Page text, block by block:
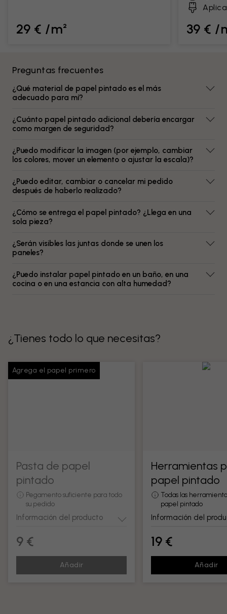
29 € /m² 39 € /
Preguntas frecuentes
¿Qué material de papel pintado es el más
adecuado para mí?
¿Cuánto papel pintado adicional debería encargar
como margen de seguridad?
¿Puedo modificar la imagen (por ejemplo, cambiar
los colores, mover un elemento o ajustar la escala)?
¿Puedo editar, cambiar o cancelar mi pedido
después de haberlo realizado?
¿Cómo se entrega el papel pintado? ¿Llega en una
sola pieza?
¿Serán visibles las juntas donde se unen los
paneles?
¿Puedo instalar papel pintado en un baño, en una
cocina o en una estancia con alta humedad?
¿Tienes todo lo que necesitas?
Agrega el papel primero
Pasta de papel
pintado
Pegamento suficiente para todo
su pedido
Información del producto
9 €
Añadir
Herramientas
papel pintado
Todas las
papel pintado
Información del
19 €
Añadir